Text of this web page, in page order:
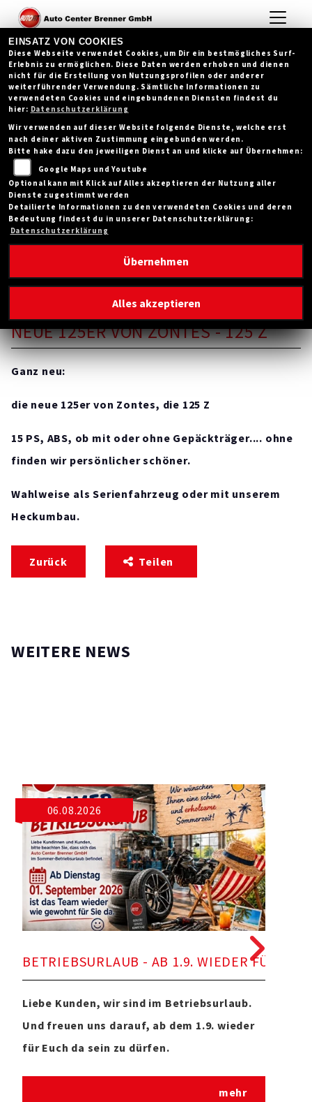
NEUE 125ER VON ZONTES - 125 Z
Ganz neu:
die neue 125er von Zontes, die 125 Z
15 PS, ABS, ob mit oder ohne Gepäckträger.... ohne
finden wir persönlicher schöner.
Wahlweise als Serienfahrzeug oder mit unserem
Heckumbau.
Zurück Teilen
WEITERE NEWS
06.08.2026
BETRIEBSURLAUB - AB 1.9. WIEDER FÜR
Liebe Kunden, wir sind im Betriebsurlaub.
Und freuen uns darauf, ab dem 1.9. wieder
für Euch da sein zu dürfen.
mehr
EINSATZ VON COOKIES
Diese Webseite verwendet Cookies, um Dir ein bestmögliches Surf-
Erlebnis zu ermöglichen. Diese Daten werden erhoben und dienen
nicht für die Erstellung von Nutzungsprofilen oder anderer
weiterführender Verwendung. Sämtliche Informationen zu
verwendeten Cookies und eingebundenen Diensten findest du
hier: Datenschutzerklärung
Wir verwenden auf dieser Website folgende Dienste, welche erst
nach deiner aktiven Zustimmung eingebunden werden.
Bitte hake dazu den jeweiligen Dienst an und klicke auf Übernehmen:
Google Maps und Youtube
Optional kann mit Klick auf Alles akzeptieren der Nutzung aller
Dienste zugestimmt werden
Detailierte Informationen zu den verwendeten Cookies und deren
Bedeutung findest du in unserer Datenschutzerklärung:
Datenschutzerklärung
Übernehmen
Alles akzeptieren